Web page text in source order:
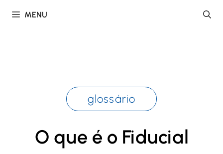
para
MENU
glossário
O que é o Fiducial